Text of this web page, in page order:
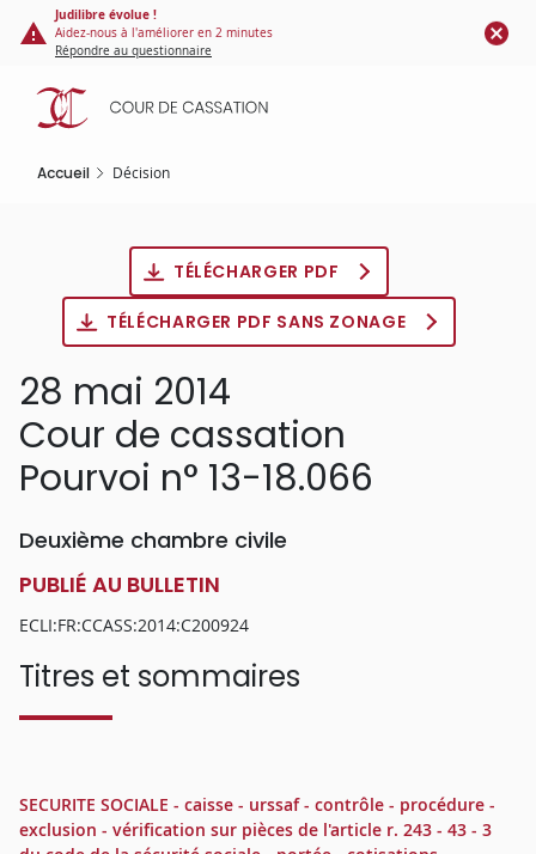
Panneau de gestion des cookies
contenu
principal
Judilibre évolue !
Aidez-nous à l'améliorer en 2 minutes
Répondre au questionnaire
Accueil Décision
TÉLÉCHARGER PDF
TÉLÉCHARGER PDF SANS ZONAGE
28 mai 2014
Cour de cassation
Pourvoi n° 13-18.066
Deuxième chambre civile
PUBLIÉ AU BULLETIN
ECLI:FR:CCASS:2014:C200924
Titres et sommaires
SECURITE SOCIALE - caisse - urssaf - contrôle - procédure -
exclusion - vérification sur pièces de l'article r. 243 - 43 - 3